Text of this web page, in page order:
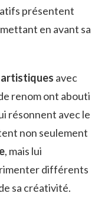
présentent
en avant sa
avec
renom ont abouti
résonnent avec le
non seulement
, mais lui
différents
sa créativité.